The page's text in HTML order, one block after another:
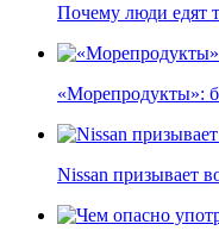
Почему люди едят
«Морепродукты»:
Nissan призывает